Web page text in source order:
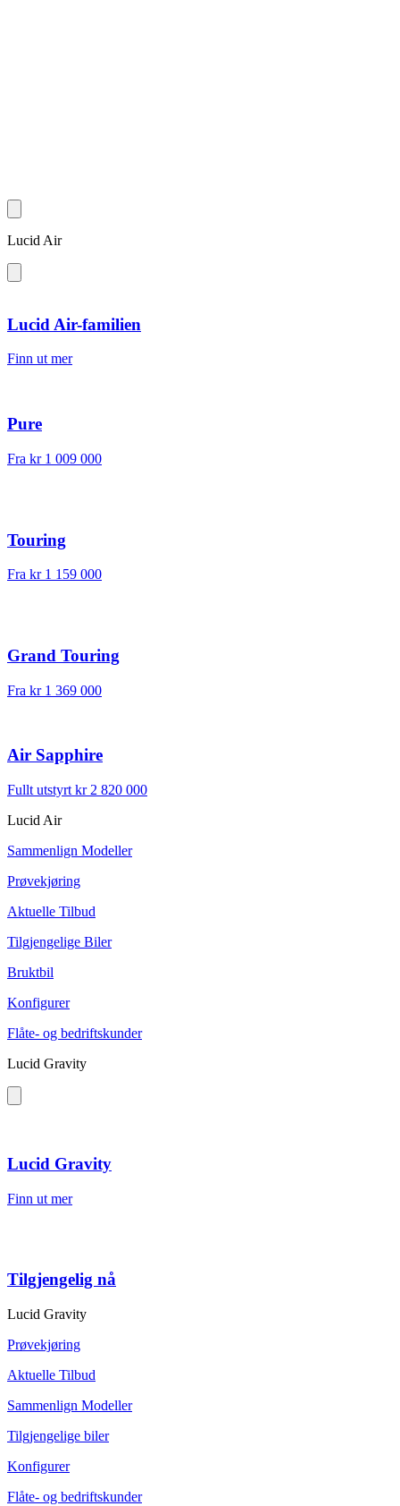
Lucid Air
Lucid Air-familien
Finn ut mer
Pure
Fra kr 1 009 000
Touring
Fra kr 1 159 000
Grand Touring
Fra kr 1 369 000
Air Sapphire
Fullt utstyrt kr 2 820 000
Lucid Air
Sammenlign Modeller
Prøvekjøring
Aktuelle Tilbud
Tilgjengelige Biler
Bruktbil
Konfigurer
Flåte- og bedriftskunder
Lucid Gravity
Lucid Gravity
Finn ut mer
Tilgjengelig nå
Lucid Gravity
Prøvekjøring
Aktuelle Tilbud
Sammenlign Modeller
Tilgjengelige biler
Konfigurer
Flåte- og bedriftskunder